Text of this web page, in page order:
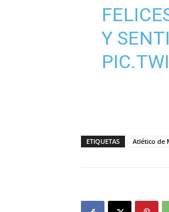
Y
ETIQUETAS Atlético de